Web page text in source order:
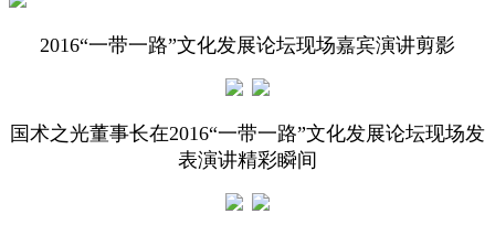
2016“一带一路”文化发展论坛现场嘉宾演讲剪影
国术之光董事长在2016“一带一路”文化发展论坛现场发
表演讲精彩瞬间